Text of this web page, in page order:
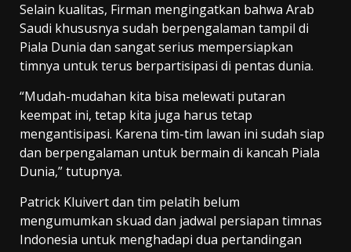
Selain kualitas, Firman mengingatkan bahwa Arab
Saudi khususnya sudah berpengalaman tampil di
Piala Dunia dan sangat serius mempersiapkan
timnya untuk terus berpartisipasi di pentas dunia.
“Mudah-mudahan kita bisa melewati putaran
keempat ini, tetap kita juga harus tetap
mengantisipasi. Karena tim-tim lawan ini sudah siap
dan berpengalaman untuk bermain di kancah Piala
Dunia,” tutupnya.
Patrick Kluivert dan tim pelatih belum
mengumumkan skuad dan jadwal persiapan timnas
Indonesia untuk menghadapi dua pertandingan